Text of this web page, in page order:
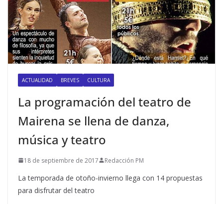
ACTUALIDAD BREVES CULTURA
La programación del teatro de
Mairena se llena de danza,
música y teatro
18 de septiembre de 2017 Redacción PM
La temporada de otoño-invierno llega con 14 propuestas
para disfrutar del teatro